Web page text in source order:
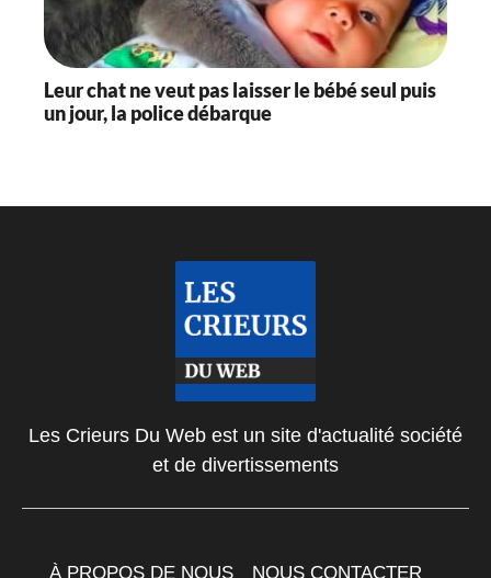
Leur chat ne veut pas laisser le bébé seul puis
un jour, la police débarque
Les Crieurs Du Web est un site d'actualité société
et de divertissements
À PROPOS DE NOUS NOUS CONTACTER